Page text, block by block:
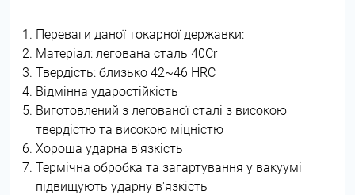
Переваги даної токарної державки:
Матеріал: легована сталь 40Cr
Твердість: близько 42~46 HRC
Відмінна ударостійкість
Виготовлений з легованої сталі з високою
твердістю та високою міцністю
Хороша ударна в'язкість
Термічна обробка та загартування у вакуумі
підвищують ударну в'язкість